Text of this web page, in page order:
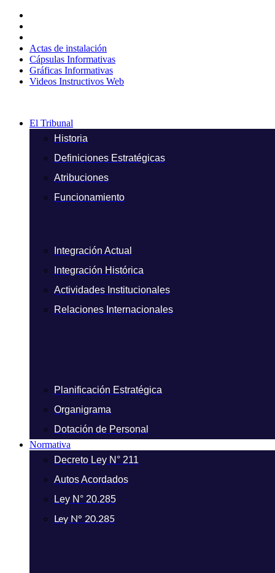
contenido
Actas de instalación
Cápsulas Informativas
Gráficas Informativas
Videos Instructivos Web
El Tribunal
Historia
Definiciones Estratégicas
Atribuciones
Funcionamiento
Integración Actual
Integración Histórica
Actividades Institucionales
Relaciones Internacionales
Planificación Estratégica
Organigrama
Dotación de Personal
Normativa
Decreto Ley N° 211
Autos Acordados
Ley N° 20.285
Ley N° 20.285